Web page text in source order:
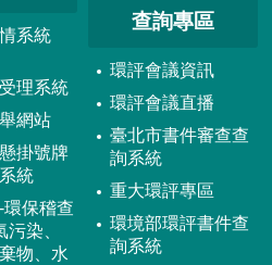
系統
理系統
網站
掛號牌
統
保稽查
污染、
物、水
查詢專區
環評會議資訊
環評會議直播
臺北市書件審查查
詢系統
重大環評專區
環境部環評書件查
詢系統